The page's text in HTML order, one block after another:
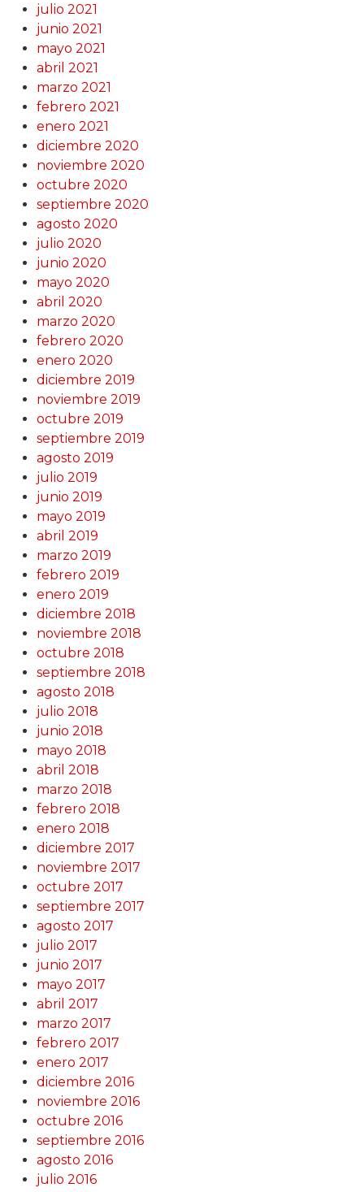
julio 2021
junio 2021
mayo 2021
abril 2021
marzo 2021
febrero 2021
enero 2021
diciembre 2020
noviembre 2020
octubre 2020
septiembre 2020
agosto 2020
julio 2020
junio 2020
mayo 2020
abril 2020
marzo 2020
febrero 2020
enero 2020
diciembre 2019
noviembre 2019
octubre 2019
septiembre 2019
agosto 2019
julio 2019
junio 2019
mayo 2019
abril 2019
marzo 2019
febrero 2019
enero 2019
diciembre 2018
noviembre 2018
octubre 2018
septiembre 2018
agosto 2018
julio 2018
junio 2018
mayo 2018
abril 2018
marzo 2018
febrero 2018
enero 2018
diciembre 2017
noviembre 2017
octubre 2017
septiembre 2017
agosto 2017
julio 2017
junio 2017
mayo 2017
abril 2017
marzo 2017
febrero 2017
enero 2017
diciembre 2016
noviembre 2016
octubre 2016
septiembre 2016
agosto 2016
julio 2016